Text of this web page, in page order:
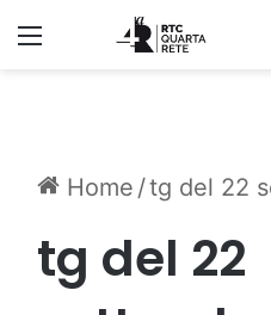
Home /tg del 22
tg del 22